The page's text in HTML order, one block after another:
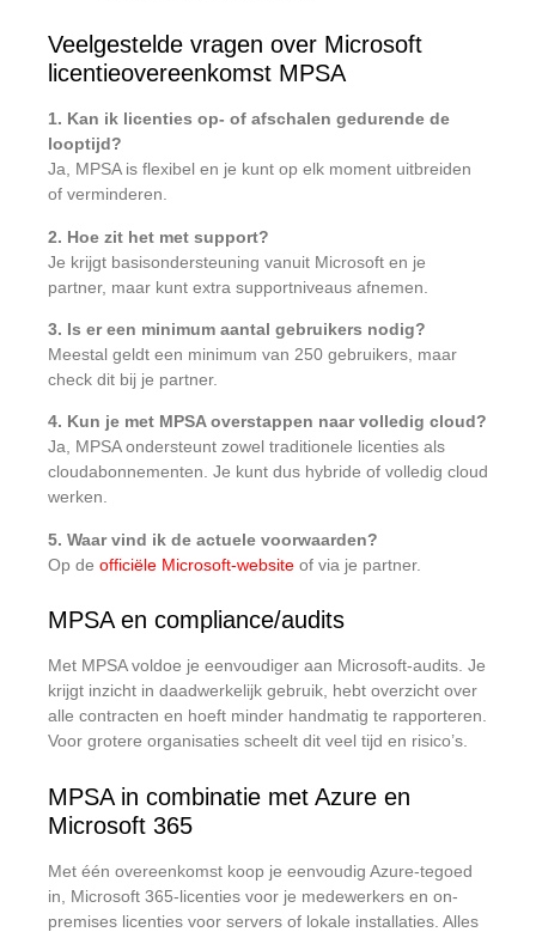
Veelgestelde vragen over Microsoft
licentieovereenkomst MPSA
1. Kan ik licenties op- of afschalen gedurende de
looptijd?
Ja, MPSA is flexibel en je kunt op elk moment uitbreiden
of verminderen.
2. Hoe zit het met support?
Je krijgt basisondersteuning vanuit Microsoft en je
partner, maar kunt extra supportniveaus afnemen.
3. Is er een minimum aantal gebruikers nodig?
Meestal geldt een minimum van 250 gebruikers, maar
check dit bij je partner.
4. Kun je met MPSA overstappen naar volledig cloud?
Ja, MPSA ondersteunt zowel traditionele licenties als
cloudabonnementen. Je kunt dus hybride of volledig cloud
werken.
5. Waar vind ik de actuele voorwaarden?
Op de officiële Microsoft-website of via je partner.
MPSA en compliance/audits
Met MPSA voldoe je eenvoudiger aan Microsoft-audits. Je
krijgt inzicht in daadwerkelijk gebruik, hebt overzicht over
alle contracten en hoeft minder handmatig te rapporteren.
Voor grotere organisaties scheelt dit veel tijd en risico’s.
MPSA in combinatie met Azure en
Microsoft 365
Met één overeenkomst koop je eenvoudig Azure-tegoed
in, Microsoft 365-licenties voor je medewerkers en on-
premises licenties voor servers of lokale installaties. Alles